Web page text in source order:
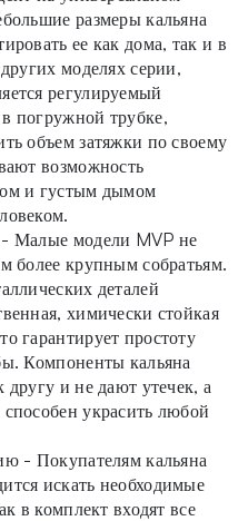
размеры кальяна
ее как дома, так и в
моделях серии,
регулируемый
погружной трубке,
объем затяжки по своему
возможность
и густым дымом
Малые модели MVP не
более крупным собратьям.
деталей
химически стойкая
гарантирует простоту
Компоненты кальяна
другу и не дают утечек, а
украсить любой
- Покупателям кальяна
искать необходимые
в комплект входят все